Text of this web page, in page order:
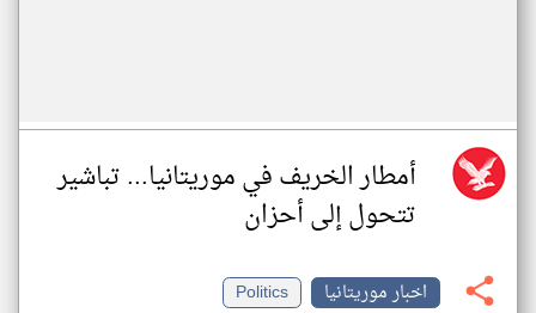
أمطار الخريف في موريتانيا... تباشير
تتحول إلى أحزان
اخبار موريتانيا
Politics